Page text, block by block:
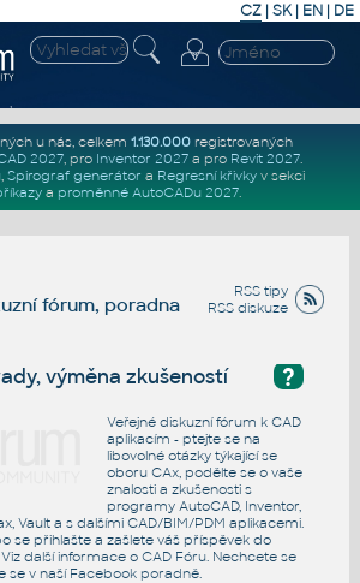
CZ | SK| EN | DE
u nás, celkem 1.130.000registrovaných
2027, pro Inventor 2027a pro Revit 2027.
, Spirograf generátor a Regresní křivkyv sekci
a proměnné AutoCADu 2027.
RSS tipy
RSS diskuze
fórum, poradna
?
výměna zkušeností
Veřejné diskuzní fórum k CAD
aplikacím - ptejte se na
libovolné otázky týkající se
oboru CAx, podělte se o vaše
znalosti a zkušenosti s
programy AutoCAD, Inventor,
Vault a s dalšími CAD/BIM/PDM aplikacemi.
se přihlašte a zašlete váš příspěvek do
další informace o CAD Fóru. Nechcete se
se v naší Facebook poradně.